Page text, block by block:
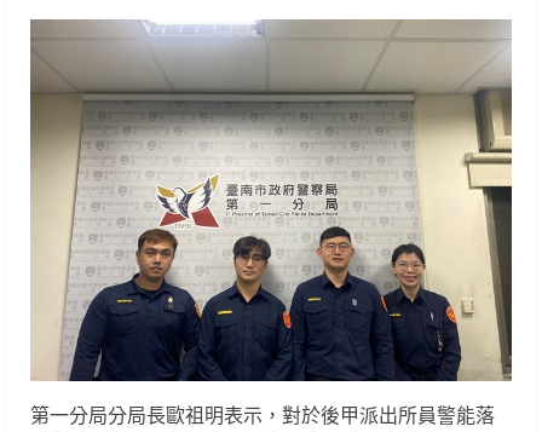
第一分局分局長歐祖明表示，對於後甲派出所員警能落